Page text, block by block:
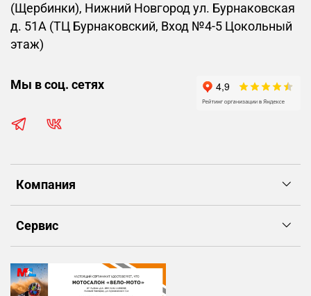
Компания
Сервис
(Щербинки), Нижний Новгород ул. Бурнаковская
д. 51А (ТЦ Бурнаковский, Вход №4-5 Цокольный
этаж)
Мы в соц. сетях